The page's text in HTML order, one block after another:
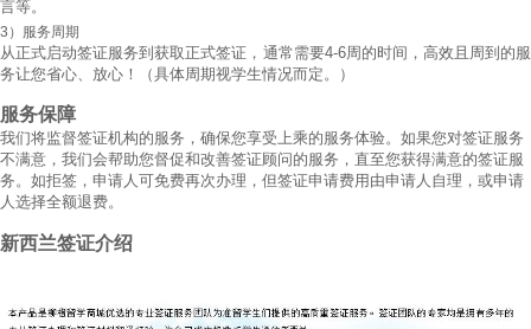
言等。
3）服务周期
从正式启动签证服务到获取正式签证，通常需要4-6周的时间，高效且周到的服
务让您省心、放心！（具体周期视学生情况而定。）
服务保障
我们将监督签证机构的服务，确保您享受上乘的服务体验。如果您对签证服务
不满意，我们会帮助您督促和改善签证顾问的服务，直至您获得满意的签证服
务。如拒签，申请人可免费再次办理，但签证申请费用由申请人自理，或申请
人选择全额退费。
新西兰签证介绍